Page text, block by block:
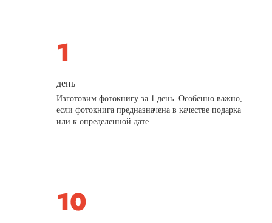
день
Изготовим фотокнигу за 1 день. Особенно важно,
если фотокнига предназначена в качестве подарка
или к определенной дате